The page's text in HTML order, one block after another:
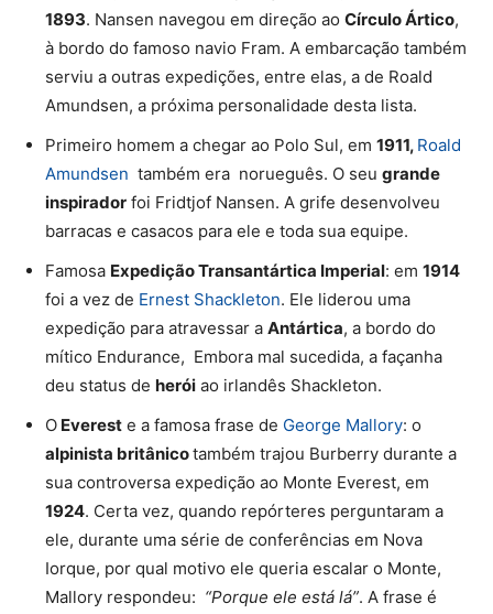
1893. Nansen navegou em direção ao Círculo Ártico,
à bordo do famoso navio Fram. A embarcação também
serviu a outras expedições, entre elas, a de Roald
Amundsen, a próxima personalidade desta lista.
Primeiro homem a chegar ao Polo Sul, em 1911, Roald
Amundsen também era norueguês. O seu grande
inspirador foi Fridtjof Nansen. A grife desenvolveu
barracas e casacos para ele e toda sua equipe.
Famosa Expedição Transantártica Imperial: em 1914
foi a vez de Ernest Shackleton. Ele liderou uma
expedição para atravessar a Antártica, a bordo do
mítico Endurance, Embora mal sucedida, a façanha
deu status de herói ao irlandês Shackleton.
O Everest e a famosa frase de George Mallory: o
alpinista britânicotambém trajou Burberry durante a
sua controversa expedição ao Monte Everest, em
1924. Certa vez, quando repórteres perguntaram a
ele, durante uma série de conferências em Nova
Iorque, por qual motivo ele queria escalar o Monte,
Mallory respondeu: “Porque ele está lá”. A frase é